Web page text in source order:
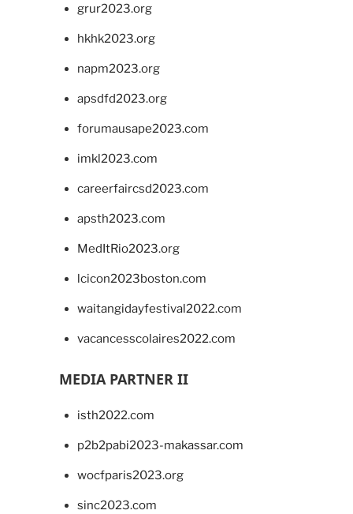
grur2023.org
hkhk2023.org
napm2023.org
apsdfd2023.org
forumausape2023.com
imkl2023.com
careerfaircsd2023.com
apsth2023.com
MedItRio2023.org
lcicon2023boston.com
waitangidayfestival2022.com
vacancesscolaires2022.com
MEDIA PARTNER II
isth2022.com
p2b2pabi2023-makassar.com
wocfparis2023.org
sinc2023.com